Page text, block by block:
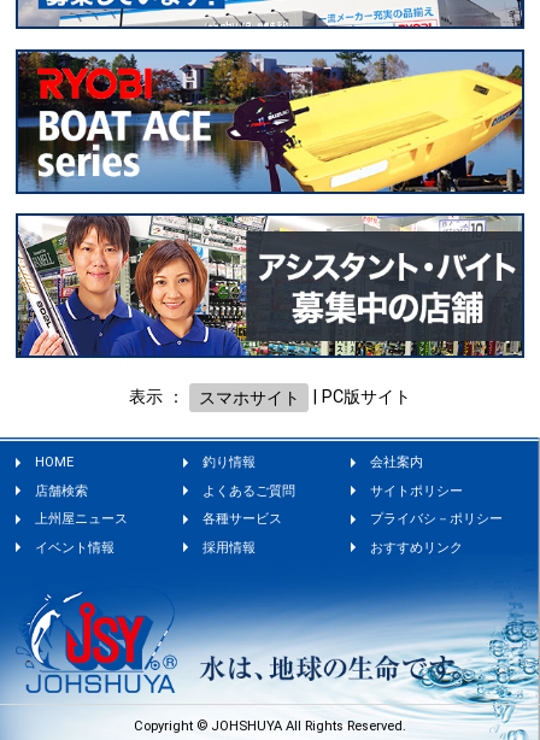
表示 ： スマホサイト PC版サイト
HOME 釣り情報
会社案内
店舗検索
よくあるご質問
サイトポリシー
上州屋ニュース
各種サービス
プライバシ－ポリシー
イベント情報
採用情報 おすすめリンク
Copyright © JOHSHUYA All Rights Reserved.